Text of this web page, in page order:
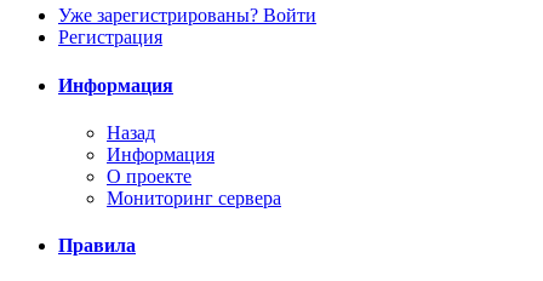
Уже зарегистрированы? Войти
Регистрация
Информация
Назад
Информация
О проекте
Мониторинг сервера
Правила